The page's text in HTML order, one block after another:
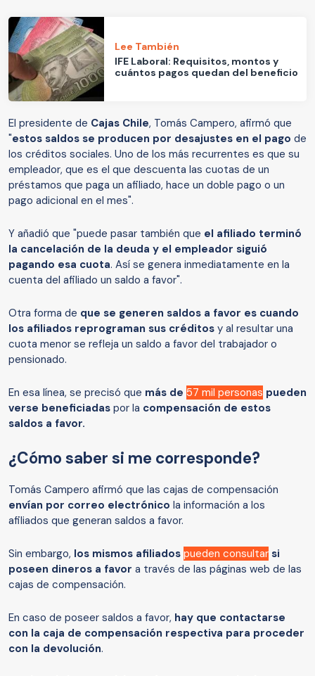
Lee También
IFE Laboral: Requisitos, montos y
cuántos pagos quedan del beneficio
El presidente de Cajas Chile, Tomás Campero, afirmó que
"estos saldos se producen por desajustes en el pago de
los créditos sociales. Uno de los más recurrentes es que su
empleador, que es el que descuenta las cuotas de un
préstamos que paga un afiliado, hace un doble pago o un
pago adicional en el mes".
Y añadió que "puede pasar también que el afiliado terminó
la cancelación de la deuda y el empleador siguió
pagando esa cuota. Así se genera inmediatamente en la
cuenta del afiliado un saldo a favor".
Otra forma de que se generen saldos a favor es cuando
los afiliados reprograman sus créditos y al resultar una
cuota menor se refleja un saldo a favor del trabajador o
pensionado.
En esa línea, se precisó que más de 57 mil personas pueden
verse beneficiadas por la compensación de estos
saldos a favor.
¿Cómo saber si me corresponde?
Tomás Campero afirmó que las cajas de compensación
envían por correo electrónico la información a los
afiliados que generan saldos a favor.
Sin embargo, los mismos afiliados pueden consultar si
poseen dineros a favor a través de las páginas web de las
cajas de compensación.
En caso de poseer saldos a favor, hay que contactarse
con la caja de compensación respectiva para proceder
con la devolución.